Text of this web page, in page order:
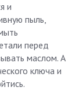
и
пыль,
перед
маслом. А
ключа и